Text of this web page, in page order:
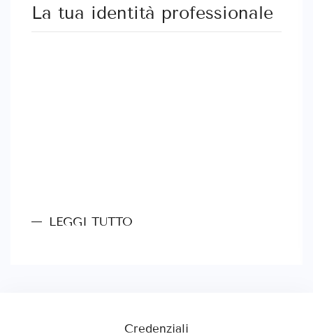
La tua identità professionale
LEGGI TUTTO
Credenziali